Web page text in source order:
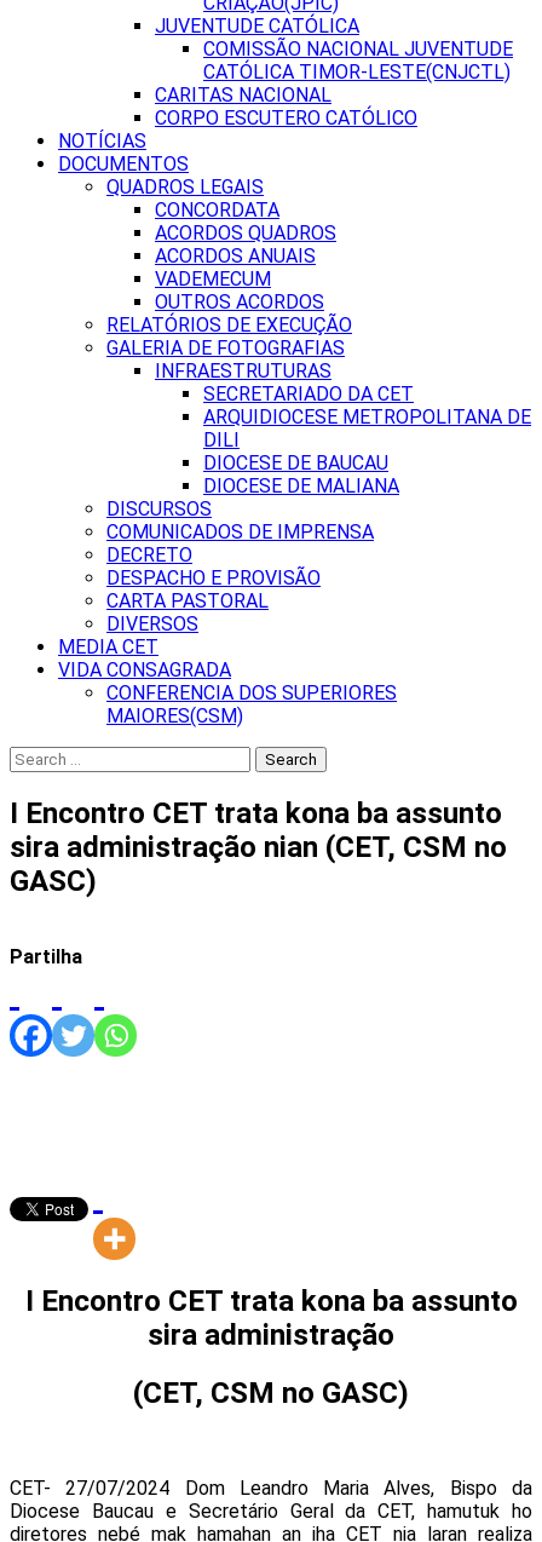
JUVENTUDE CATÓLICA
COMISSÃO NACIONAL JUVENTUDE
CATÓLICA TIMOR-LESTE(CNJCTL)
CARITAS NACIONAL
CORPO ESCUTERO CATÓLICO
NOTÍCIAS
DOCUMENTOS
QUADROS LEGAIS
CONCORDATA
ACORDOS QUADROS
ACORDOS ANUAIS
VADEMECUM
OUTROS ACORDOS
RELATÓRIOS DE EXECUÇÃO
GALERIA DE FOTOGRAFIAS
INFRAESTRUTURAS
SECRETARIADO DA CET
ARQUIDIOCESE METROPOLITANA DE
DILI
DIOCESE DE BAUCAU
DIOCESE DE MALIANA
DISCURSOS
COMUNICADOS DE IMPRENSA
DECRETO
DESPACHO E PROVISÃO
CARTA PASTORAL
DIVERSOS
MEDIA CET
VIDA CONSAGRADA
CONFERENCIA DOS SUPERIORES
MAIORES(CSM)
Search
for:
I Encontro CET trata kona ba assunto
sira administração nian (CET, CSM no
GASC)
Partilha
I Encontro CET trata kona ba assunto
sira administração
(CET, CSM no GASC)
CET- 27/07/2024 Dom Leandro Maria Alves, Bispo da
Diocese Baucau e Secretário Geral da CET, hamutuk ho
diretores nebé mak hamahan an iha CET nia laran realiza